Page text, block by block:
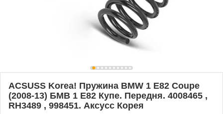
ACSUSS Korea! Пружина BMW 1 E82 Coupe
(2008-13) БМВ 1 Е82 Купе. Передня. 4008465 ,
RH3489 , 998451. Аксусс Корея